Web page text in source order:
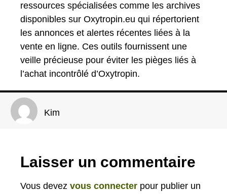
ressources spécialisées comme les archives
disponibles sur Oxytropin.eu qui répertorient
les annonces et alertes récentes liées à la
vente en ligne. Ces outils fournissent une
veille précieuse pour éviter les pièges liés à
l’achat incontrôlé d’Oxytropin.
Kim
Laisser un commentaire
Vous devez vous connecter pour publier un